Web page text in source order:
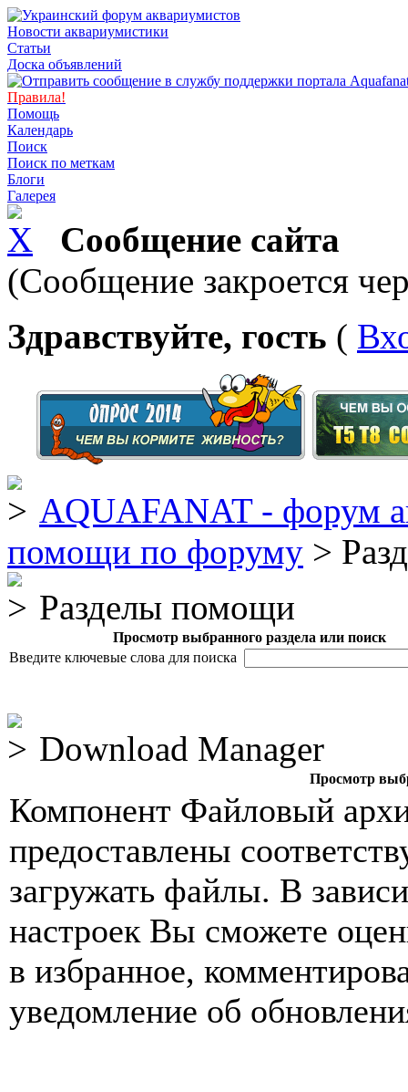
Новости аквариумистики
Статьи
Доска объявлений
Правила!
Помощь
Календарь
Поиск
Поиск по меткам
Блоги
Галерея
Сообщение сайта
(Сообщение закроется
Здравствуйте, гость (
AQUAFANAT - форум
помощи по форуму >
Разделы помощи
Просмотр выбранного раздела или поиск
Введите ключевые слова для поиска
Download Manager
Просмотр
Компонент Файловый
предоставлены
загружать файлы. В
настроек Вы сможете
в избранное,
уведомление об